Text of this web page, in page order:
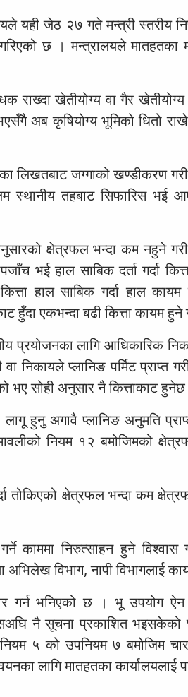
यही जेठ २७ गते मन्त्री स्तरीय
छ । मन्त्रालयले मातहतका
राख्दा खेतीयोग्य वा गैर
भएसँगै अब कृषियोग्य भूमिको धितो
लिखतबाट जग्गाको खण्डीकरण
स्थानीय तहबाट सिफारिस भई
क्षेत्रफल भन्दा कम नहुने गरी
भई हाल साबिक दर्ता गर्दा
हाल साबिक गर्दा हाल कायम
हुँदा एकभन्दा बढी कित्ता कायम हुने
लागि आधिकारिक
निकायले प्लानिङ पर्मिट प्राप्त
भए सोही अनुसार नै कित्ताकाट
हुनु अगावै प्लानिङ अनुमति
नियम १२ बमोजिमको
तोकिएको क्षेत्रफल भन्दा कम
काममा निरुत्साहन हुने विश्वास
विभाग, नापी विभागलाई
गर्न भनिएको छ । भू उपयोग ऐन
नै सूचना प्रकाशित
५ को उपनियम ७ बमोजिम
लागि मातहतका